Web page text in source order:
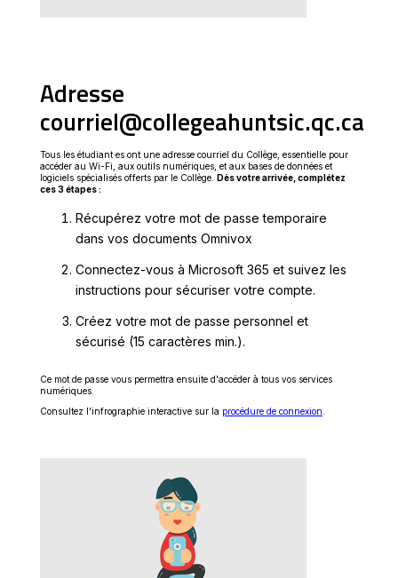
Adresse
courriel@collegeahuntsic.qc.ca
Tous les étudiant·es ont une adresse courriel du Collège, essentielle pour
accéder au Wi-Fi, aux outils numériques, et aux bases de données et
logiciels spécialisés offerts par le Collège. Dès votre arrivée, complétez
ces 3 étapes :
Récupérez votre mot de passe temporaire
dans vos documents Omnivox
Connectez-vous à Microsoft 365 et suivez les
instructions pour sécuriser votre compte.
Créez votre mot de passe personnel et
sécurisé (15 caractères min.).
Ce mot de passe vous permettra ensuite d'accéder à tous vos services
numériques.
Consultez l'infrographie interactive sur la procédure de connexion